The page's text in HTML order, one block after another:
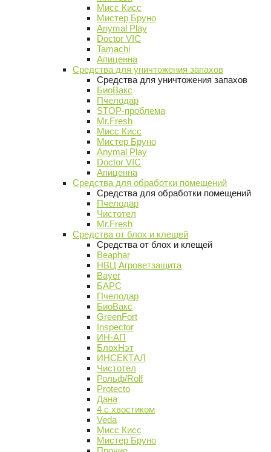
Мисс Кисс
Мистер Бруно
Anymal Play
Doctor VIC
Tamachi
Апиценна
Средства для уничтожения запахов
Средства для уничтожения запахов
БиоВакс
Пчелодар
STOP-проблема
Mr.Fresh
Мисс Кисс
Мистер Бруно
Anymal Play
Doctor VIC
Апиценна
Средства для обработки помещений
Средства для обработки помещений
Пчелодар
Чистотел
Mr.Fresh
Средства от блох и клещей
Средства от блох и клещей
Beaphar
НВЦ Агроветзащита
Bayer
БАРС
Пчелодар
БиоВакс
GreenFort
Inspector
ИН-АП
БлохНэт
ИНСЕКТАЛ
Чистотел
Рольф/Rolf
Protecto
Дана
4 с хвостиком
Veda
Мисс Кисс
Мистер Бруно